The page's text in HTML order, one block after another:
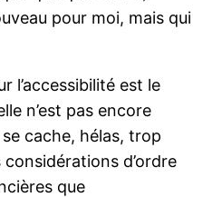
pour moi, mais qui
l’accessibilité est le
n’est pas encore
cache, hélas, trop
d’ordre
que